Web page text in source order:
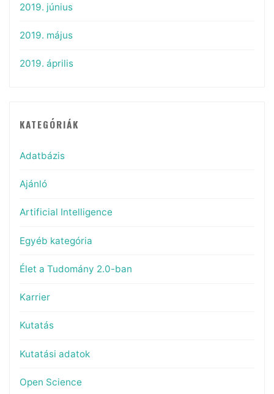
2019. június
2019. május
2019. április
KATEGÓRIÁK
Adatbázis
Ajánló
Artificial Intelligence
Egyéb kategória
Élet a Tudomány 2.0-ban
Karrier
Kutatás
Kutatási adatok
Open Science